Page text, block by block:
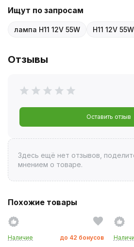
Ищут по запросам
лампа H11 12V 55W H11 12V
Отзывы
Оставить отзыв
Здесь ещё нет отзывов,
мнением о товаре.
Похожие товары
Наличие до 42 бонусов